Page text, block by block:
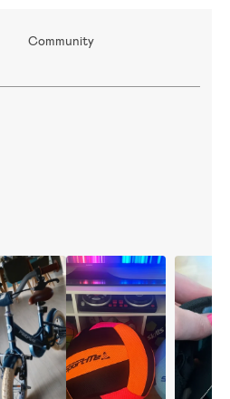
Community